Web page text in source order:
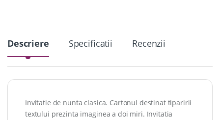
Descriere Specificatii Recenzii
Invitatie de nunta clasica. Cartonul destinat tiparirii
textului prezinta imaginea a doi miri. Invitatia